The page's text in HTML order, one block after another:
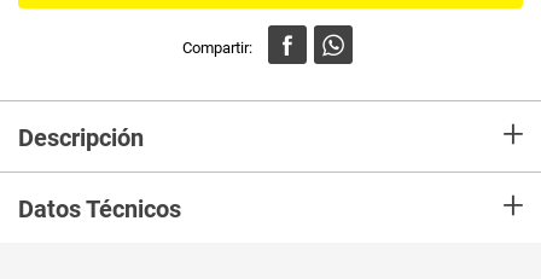
Descripción +
Datos Técnicos +